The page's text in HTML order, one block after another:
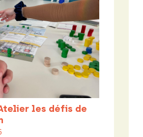
les défis de